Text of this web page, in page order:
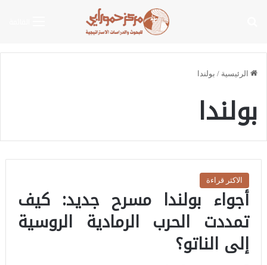
الرئيسية / بولندا
بولندا
الاكثر قراءة
أجواء بولندا مسرح جديد: كيف
تمددت الحرب الرمادية الروسية
إلى الناتو؟